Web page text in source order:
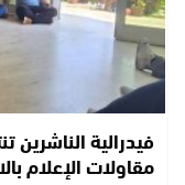
فيدرالية الناشرين
مقاولات الإعلام